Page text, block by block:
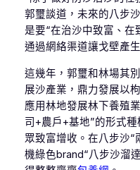
郭璽談道，未來的八步
是要“在治沙中致富、在
通過網絡渠道讓戈壁產
這幾年，郭璽和林場其
展沙產業，鼎力發展以
應用林地發展林下養殖
司+農戶+基地”的形式
眾致富增收。在八步沙“
機綠色brand“八步沙溜